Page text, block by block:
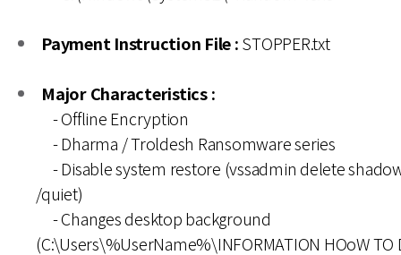
Payment Instruction File :STOPPER.txt
Major Characteristics :
- Offline Encryption
- Dharma / Troldesh Ransomware series
- Disable system restore (vssadmin delete
/quiet)
- Changes desktop background
(C:\Users\%UserName%\INFORMATION HOoW TO